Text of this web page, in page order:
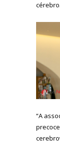
cérebro.
“A